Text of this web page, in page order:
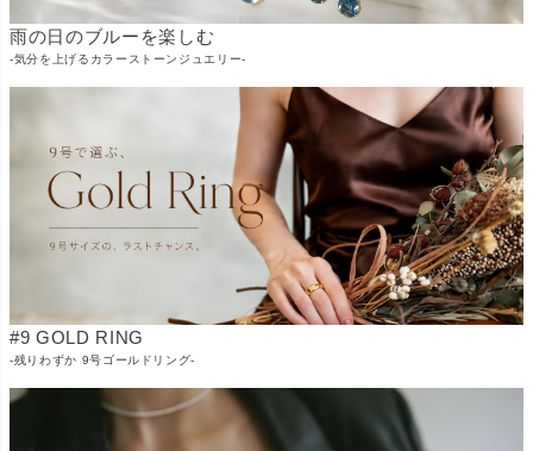
雨の日のブルーを楽しむ
-気分を上げるカラーストーンジュエリー-
#9 GOLD RING
-残りわずか 9号ゴールドリング-